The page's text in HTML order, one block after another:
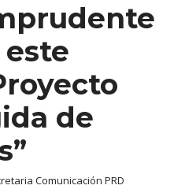
de
Comunicación PRD